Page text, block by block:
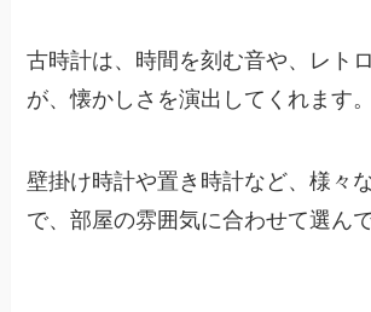
古時計は、時間を刻む音や、レト
が、懐かしさを演出してくれます。
壁掛け時計や置き時計など、様々
で、部屋の雰囲気に合わせて選ん